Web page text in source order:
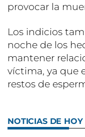
provocar la
Los indicios
noche de los
mantener
víctima, ya que
restos de
NOTICIAS DE HOY